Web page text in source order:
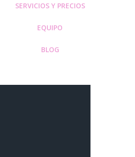
SERVICIOS Y PRECIOS
EQUIPO
BLOG